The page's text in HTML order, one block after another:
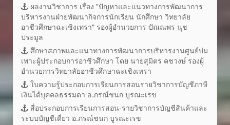
ผลงานวิชาการ เรื่อง "ปัญหาและแนวทางการพัฒนาการ
บริหารงานฝ่ายพัฒนากิจการนักเรียน นักศึกษา วิทยาลัย
อาชีวศึกษาฉะเชิงเทรา" รองผู้อำนวยการ ปัณณพร นุช
ประมูล
ศึกษาสภาพและแนวทางการพัฒนาการบริหารงานศูนย์บ่ม
เพาะผู้ประกอบการอาชีวศึกษา โดย นายสุมิตร คชวงษ์ รองผู้
อำนวยการวิทยาลัยอาชีวศึกษาฉะเชิงเทรา
ใบความรู้ประกอบการเรียนการสอนรายวิชาการบัญชีภาษี
เงินได้บุคคลธรรมดา อ.ภรณ์ชนก บูรณะเรข
สื่อประกอบการเรียนการสอน-รายวิชาการบัญชีสินค้าและ
ระบบบัญชีเดี่ยว อ.ภรณ์ชนก บูรณะเรข